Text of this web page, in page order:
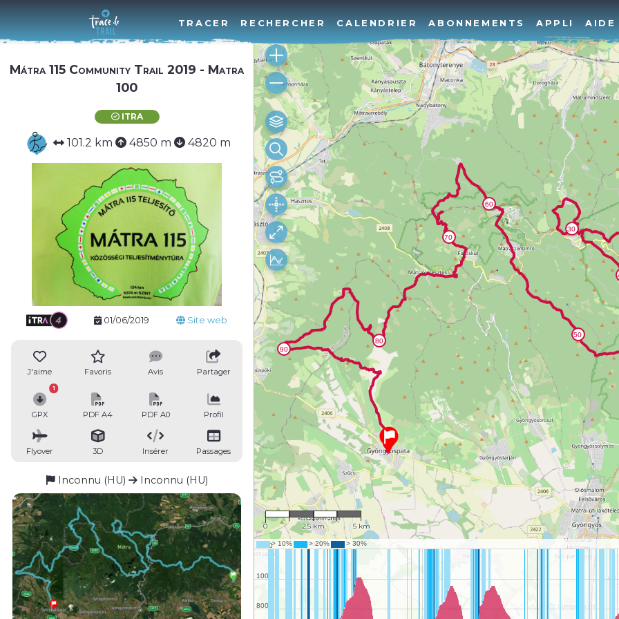
TRACER RECHERCHER CALENDRIER ABONNEMENTS APPLI AIDE
Mátra 115 Community Trail 2019 - Matra
100
ITRA
101.2 km 4850 m 4820 m
01/06/2019 Site web
J'aime Favoris Avis Partager
GPX
1
PDF A4 PDF A0 Profil
Flyover 3D Insérer Passages
Inconnu (HU) Inconnu (HU)
1 : 128,881
0 2.5 km 5 km